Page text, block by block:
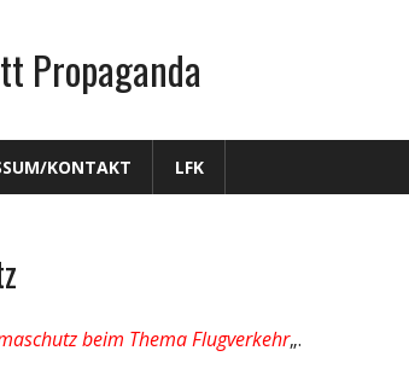
Propaganda
KONTAKT LFK
beim Thema Flugverkehr„.